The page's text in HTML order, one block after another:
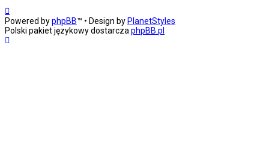
Powered byphpBB™ • Design by PlanetStyles
Polski pakiet językowy dostarczaphpBB.pl